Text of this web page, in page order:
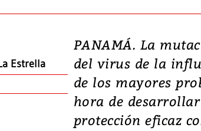
Estrella
PANAMÁ. La
del virus de la
de los mayores
hora de
protección eficaz
Video,
deja
daños en